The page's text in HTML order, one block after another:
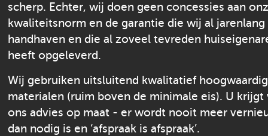
scherp. Echter, wij doen geen concessies aan
kwaliteitsnorm en de garantie die wij al jarenlang
handhaven en die al zoveel tevreden
heeft opgeleverd.
Wij gebruiken uitsluitend kwalitatief
materialen (ruim boven de minimale eis). U krijgt
ons advies op maat - er wordt nooit meer
dan nodig is en ‘afspraak is afspraak’.